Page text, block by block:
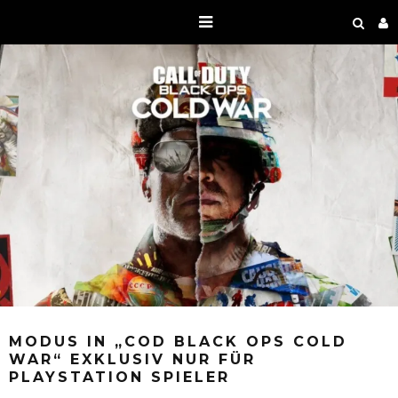
MODUS IN „COD BLACK OPS COLD
WAR“ EXKLUSIV NUR FÜR
PLAYSTATION SPIELER